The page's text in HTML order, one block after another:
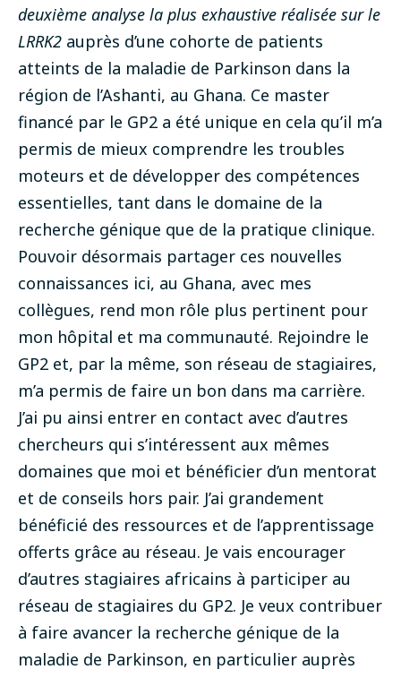
deuxième analyse la plus exhaustive réalisée sur le
LRRK2 auprès d’une cohorte de patients
atteints de la maladie de Parkinson dans la
région de l’Ashanti, au Ghana. Ce master
financé par le GP2 a été unique en cela qu’il m’a
permis de mieux comprendre les troubles
moteurs et de développer des compétences
essentielles, tant dans le domaine de la
recherche génique que de la pratique clinique.
Pouvoir désormais partager ces nouvelles
connaissances ici, au Ghana, avec mes
collègues, rend mon rôle plus pertinent pour
mon hôpital et ma communauté. Rejoindre le
GP2 et, par la même, son réseau de stagiaires,
m’a permis de faire un bon dans ma carrière.
J’ai pu ainsi entrer en contact avec d’autres
chercheurs qui s’intéressent aux mêmes
domaines que moi et bénéficier d’un mentorat
et de conseils hors pair. J’ai grandement
bénéficié des ressources et de l’apprentissage
offerts grâce au réseau. Je vais encourager
d’autres stagiaires africains à participer au
réseau de stagiaires du GP2. Je veux contribuer
à faire avancer la recherche génique de la
maladie de Parkinson, en particulier auprès